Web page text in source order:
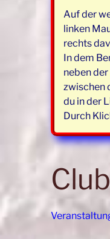
Auf der
linken
rechts
In dem
neben
zwischen
du in der
Durch